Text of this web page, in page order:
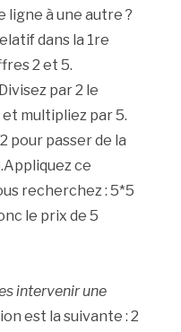
ligne à une autre ?
dans la 1re
2 et 5.
par 2 le
et multipliez par 5.
pour passer de la
ce
recherchez : 5*5
le prix de 5
intervenir une
est la suivante : 2